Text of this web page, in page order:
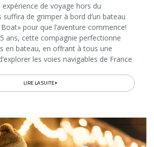
expérience de voyage hors du
suffira de grimper à bord d’un bateau
pour que l’aventure commence!
ans, cette compagnie perfectionne
en bateau, en offrant à tous une
les voies navigables de France
LIRE LA SUITE